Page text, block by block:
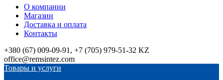
О компании
Магазин
Доставка и оплата
Контакты
+380 (67) 009-09-91, +7 (705) 979-51-32 KZ
office@remsintez.com
Товары и услуги